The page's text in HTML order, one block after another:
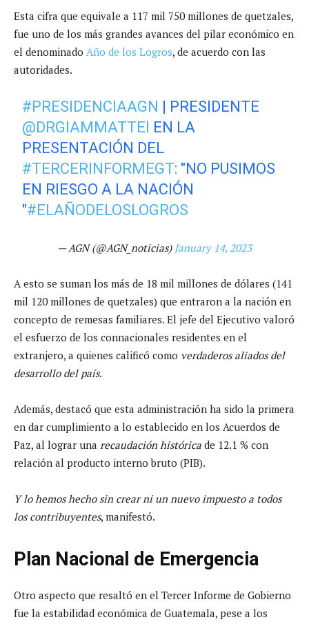
Esta cifra que equivale a 117 mil 750 millones de quetzales,
fue uno de los más grandes avances del pilar económico en
el denominado Año de los Logros, de acuerdo con las
autoridades.
#PRESIDENCIAAGN | PRESIDENTE
@DRGIAMMATTEI EN LA
PRESENTACIÓN DEL
#TERCERINFORMEGT: "NO PUSIMOS
EN RIESGO A LA NACIÓN
"#ELAÑODELOSLOGROS
— AGN (@AGN_noticias) January 14, 2023
A esto se suman los más de 18 mil millones de dólares (141
mil 120 millones de quetzales) que entraron a la nación en
concepto de remesas familiares. El jefe del Ejecutivo valoró
el esfuerzo de los connacionales residentes en el
extranjero, a quienes calificó como verdaderos aliados del
desarrollo del país.
Además, destacó que esta administración ha sido la primera
en dar cumplimiento a lo establecido en los Acuerdos de
Paz, al lograr una recaudación histórica de 12.1 % con
relación al producto interno bruto (PIB).
Y lo hemos hecho sin crear ni un nuevo impuesto a todos
los contribuyentes, manifestó.
Plan Nacional de Emergencia
Otro aspecto que resaltó en el Tercer Informe de Gobierno
fue la estabilidad económica de Guatemala, pese a los